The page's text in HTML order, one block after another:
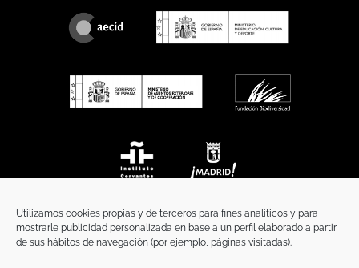
Utilizamos cookies propias y de terceros para fines analíticos y para
mostrarle publicidad personalizada en base a un perfil elaborado a partir
de sus hábitos de navegación (por ejemplo, páginas visitadas).